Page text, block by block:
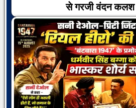
से गरजी वंदन कलश